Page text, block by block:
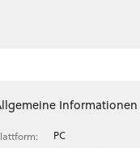
Informationen
PC